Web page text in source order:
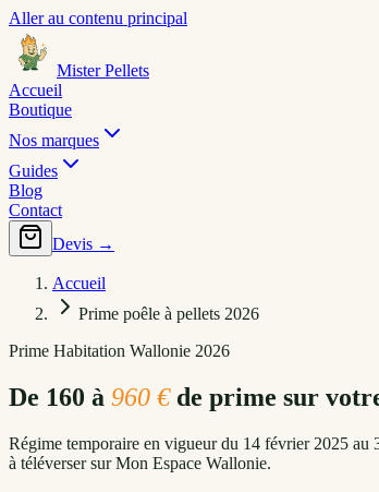
Aller au contenu principal
Mister Pellets
Accueil
Boutique
Nos marques
Guides
Blog
Contact
Devis →
Accueil
Prime poêle à pellets 2026
Prime Habitation Wallonie 2026
De 160 à 960 €de prime sur
Régime temporaire en vigueur du 14 février 2025 au
à téléverser sur Mon Espace Wallonie.